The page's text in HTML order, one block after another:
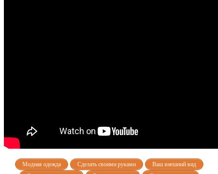
Модная одежда Сделать своими руками
Ваш внешний вид